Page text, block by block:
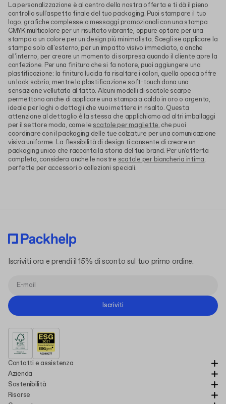
La personalizzazione è al centro della nostra offerta e ti dà il pieno
controllo sull'aspetto finale del tuo packaging. Puoi stampare il tuo
logo, grafiche complesse o messaggi promozionali con una stampa
CMYK multicolore per un risultato vibrante, oppure optare per una
stampa a un colore per un design più minimalista. Scegli se applicare la
stampa solo all'esterno, per un impatto visivo immediato, o anche
all'interno, per creare un momento di sorpresa quando il cliente apre la
confezione. Per una finitura che si fa notare, puoi aggiungere una
plastificazione: la finitura lucida fa risaltare i colori, quella opaca offre
un look sobrio, mentre la plastificazione soft-touch dona una
sensazione vellutata al tatto. Alcuni modelli di scatole scarpe
permettono anche di applicare una stampa a caldo in oro o argento,
ideale per loghi o dettagli che vuoi mettere in risalto. Questa
attenzione al dettaglio è la stessa che applichiamo ad altri imballaggi
per il settore moda, come le scatole per magliette, che puoi
coordinare con il packaging delle tue calzature per una comunicazione
visiva uniforme. La flessibilità di design ti consente di creare un
packaging unico che racconta la storia del tuo brand. Per un'offerta
completa, considera anche le nostre scatole per biancheria intima,
perfette per accessori o collezioni speciali.
Contatti e assistenza
Azienda
Sostenibilità
Risorse
Iscriviti ora e prendi il 15% di sconto sul tuo primo ordine.
Iscriviti